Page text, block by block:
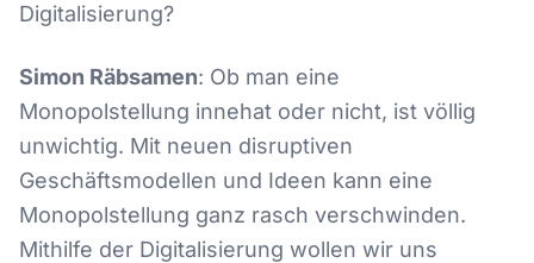
Digitalisierung?
Simon Räbsamen: Ob man eine
Monopolstellung innehat oder nicht, ist völlig
unwichtig. Mit neuen disruptiven
Geschäftsmodellen und Ideen kann eine
Monopolstellung ganz rasch verschwinden.
Mithilfe der Digitalisierung wollen wir uns